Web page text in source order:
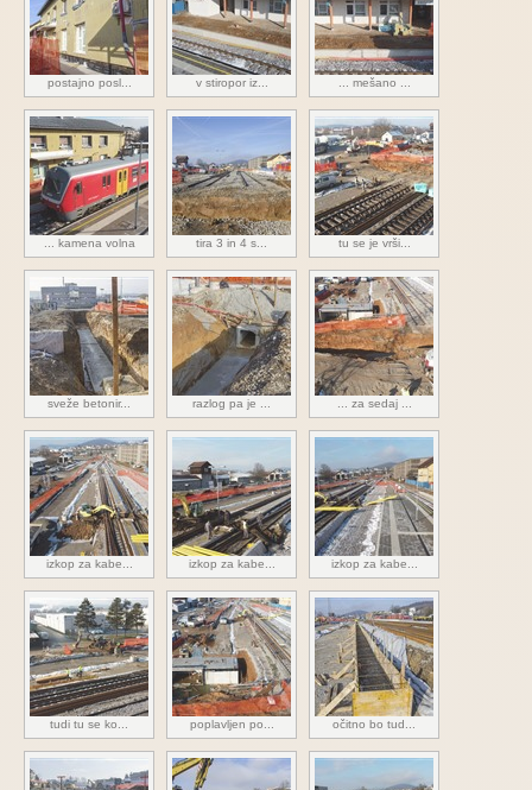
postajno posl... v stiropor iz... ... mešano ...
... kamena volna tira 3 in 4 s... tu se je vrši...
sveže betonir... razlog pa je ... ... za sedaj ...
izkop za kabe... izkop za kabe... izkop za kabe...
tudi tu se ko... poplavljen po... očitno bo tud...